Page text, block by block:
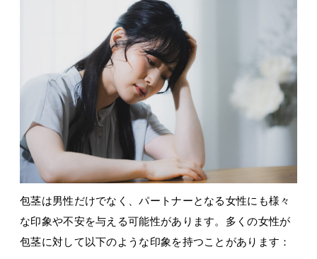
包茎は男性だけでなく、パートナーとなる女性にも様々
な印象や不安を与える可能性があります。多くの女性が
包茎に対して以下のような印象を持つことがあります：